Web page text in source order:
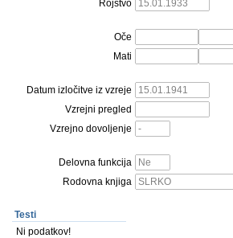
Rojstvo
Oče
Mati
Datum izločitve iz vzreje
Vzrejni pregled
Vzrejno dovoljenje
Delovna funkcija
Rodovna knjiga
Testi
Ni podatkov!